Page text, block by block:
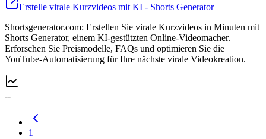
Erstelle virale Kurzvideos mit KI - Shorts Generator
Shortsgenerator.com: Erstellen Sie virale Kurzvideos in Minuten mit
Shorts Generator, einem KI-gestützten Online-Videomacher.
Erforschen Sie Preismodelle, FAQs und optimieren Sie die
YouTube-Automatisierung für Ihre nächste virale Videokreation.
--
1